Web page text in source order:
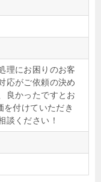
理にお困りのお客
応がご依頼の決め
良かったですとお
を付けていただき
談ください！